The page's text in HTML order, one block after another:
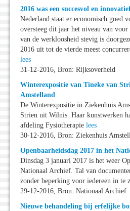
2016 was een succesvol en
Nederland staat er economisch goed
oversteeg dit jaar het niveau van
van de werkloosheid stevig is
2016 uit tot de vierde meest
lees
31-12-2016, Bron: Rijksoverheid
Winterexpositie van Tineke van
Amstelland
De Winterexpositie in Ziekenhuis
Strien uit Wilnis. Haar kunstwerken
afdeling Fysiotherapie lees
30-12-2016, Bron: Ziekenhuis
Openbaarheidsdag 2017 in het
Dinsdag 3 januari 2017 is het weer
Nationaal Archief. Tal van
zonder beperking voor iedereen in te
29-12-2016, Bron: Nationaal Archief
Nieuwe behandeling bij erfelijke